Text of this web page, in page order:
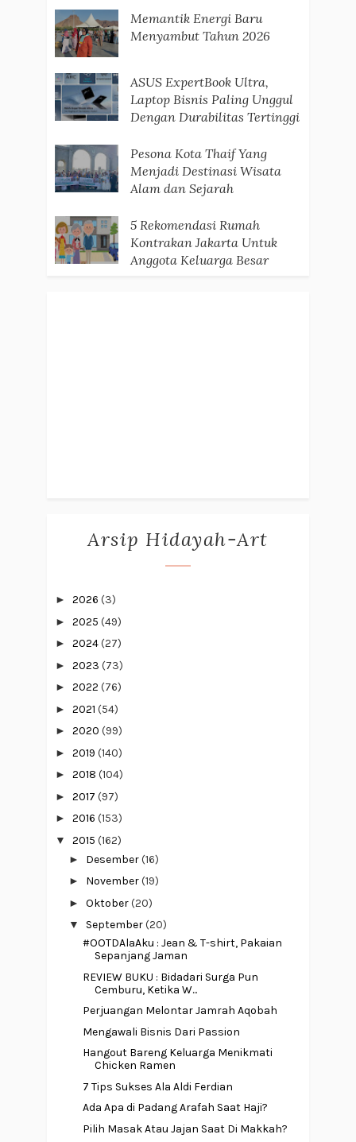
Memantik Energi Baru
Menyambut Tahun 2026
ASUS ExpertBook Ultra,
Laptop Bisnis Paling Unggul
Dengan Durabilitas Tertinggi
Pesona Kota Thaif Yang
Menjadi Destinasi Wisata
Alam dan Sejarah
5 Rekomendasi Rumah
Kontrakan Jakarta Untuk
Anggota Keluarga Besar
Arsip Hidayah-Art
► 2026 (3)
► 2025 (49)
► 2024(27)
► 2023 (73)
► 2022 (76)
► 2021 (54)
► 2020 (99)
► 2019 (140)
► 2018 (104)
► 2017 (97)
► 2016 (153)
▼ 2015 (162)
► Desember(16)
► November(19)
► Oktober(20)
▼ September(20)
#OOTDAlaAku : Jean & T-shirt, Pakaian
Sepanjang Jaman
REVIEW BUKU : Bidadari Surga Pun
Cemburu, Ketika W...
Perjuangan Melontar Jamrah Aqobah
Mengawali Bisnis Dari Passion
Hangout Bareng Keluarga Menikmati
Chicken Ramen
7 Tips Sukses Ala Aldi Ferdian
Ada Apa di Padang Arafah Saat Haji?
Pilih Masak Atau Jajan Saat Di Makkah?